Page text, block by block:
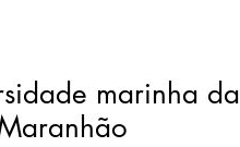
marinha da